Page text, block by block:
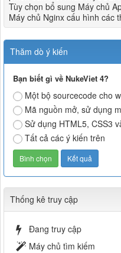
Tùy chọn bổ sung Máy chủ
Máy chủ Nginx cấu hình các
Thăm dò ý kiến
Bạn biết gì về NukeViet 4?
Một bộ sourcecode cho
Mã nguồn mở, sử dụng
Sử dụng HTML5, CSS3
Tất cả các ý kiến trên
Thống kê truy cập
Đang truy cập
Máy chủ tìm kiếm